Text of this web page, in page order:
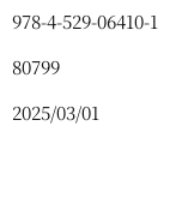
978-4-529-06410-1
80799
2025/03/01